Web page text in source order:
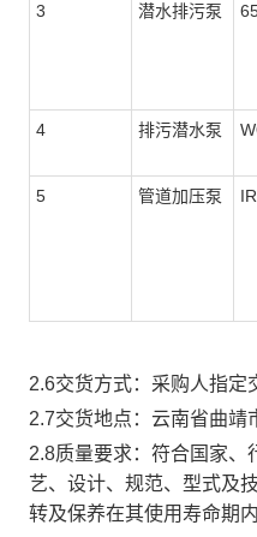
3 潜水排污泵
4 排污潜水泵
5 管道加压泵
2.6交货方式： 采购人指定
2.7交货地点： 云南省曲靖
2.8质量要求： 符合国家、
艺、设计、规范、型式及
转及保养在其使用寿命期